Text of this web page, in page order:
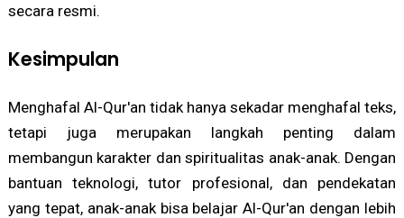
secara resmi.
Kesimpulan
Menghafal Al-Qur'an tidak hanya sekadar menghafal teks,
tetapi juga merupakan langkah penting dalam
membangun karakter dan spiritualitas anak-anak. Dengan
bantuan teknologi, tutor profesional, dan pendekatan
yang tepat, anak-anak bisa belajar Al-Qur'an dengan lebih